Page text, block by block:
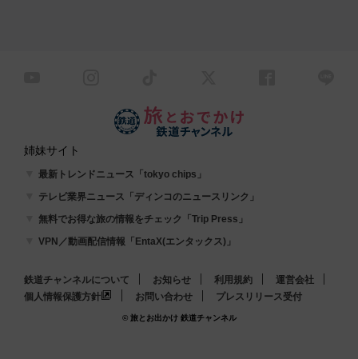
姉妹サイト
最新トレンドニュース「tokyo chips」
テレビ業界ニュース「ディンコのニュースリンク」
無料でお得な旅の情報をチェック「Trip Press」
VPN／動画配信情報「EntaX(エンタックス)」
鉄道チャンネルについて お知らせ 利用規約
運営会社
個人情報保護方針
お問い合わせ プレスリリース受付
© 旅とお出かけ 鉄道チャンネル